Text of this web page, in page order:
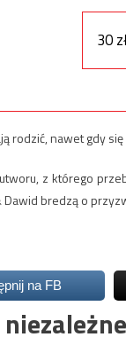
30
rodzić, nawet gdy
z którego
Dawid bredzą o
na FB